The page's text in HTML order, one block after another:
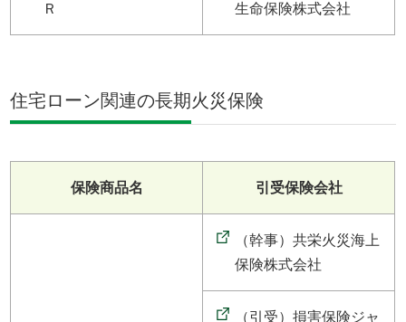
Ｒ
生命保険株式会社
住宅ローン関連の長期火災保険
保険商品名 引受保険会社
（幹事）共栄火災海上
保険株式会社
（引受）損害保険ジャ